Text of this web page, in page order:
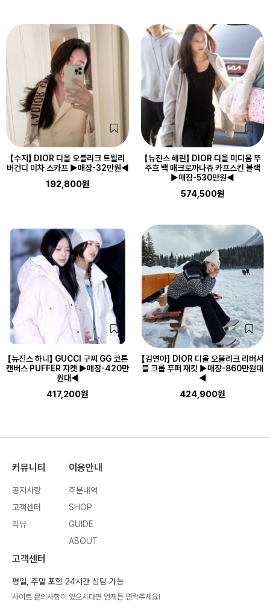
【수지】 DIOR 디올 오블리크 트윌리
버건디 미차 스카프 ▶매장-32만원◀
192,800원
【뉴진스 해린】 DIOR 디올 미디움 뚜
주흐 백 매크로까나쥬 카프스킨 블랙
▶매장-530만원◀
574,500원
【뉴진스 하니】 GUCCI 구찌 GG 코튼
캔버스 PUFFER 자켓 ▶매장-420만
원대◀
417,200원
【김연아】 DIOR 디올 오블리크 리버서
블 크롭 푸퍼 재킷 ▶매장-860만원대
◀
424,900원
커뮤니티
공지사항
고객센터
리뷰
이용안내
주문내역
SHOP
GUIDE
ABOUT
고객센터
평일, 주말 포함 24시간 상담 가능
사이트 문의사항이 있으시다면 언제든 연락주세요!